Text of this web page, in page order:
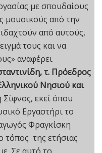
με σπουδαίους
μουσικούς από την
από αυτούς,
τους και να
αναφέρει
τ. Πρόεδρος
Νησιού και
Σίφνος, εκεί όπου
Εργαστήρι το
Φραγκίσκη
της ετήσιας